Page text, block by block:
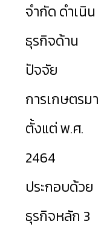
จำกัด ดำเนิน
ธุรกิจด้าน
ปัจจัย
การเกษตรมา
ตั้งแต่ พ.ศ.
2464
ประกอบด้วย
ธุรกิจหลัก 3